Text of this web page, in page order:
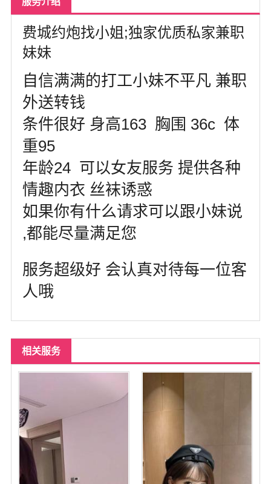
马萨诸塞州
俄亥俄州
底特律
明尼苏达州
丹佛
菲尼克斯
费城约炮找小姐;独家优质私家兼职
妹妹
自信满满的打工小妹不平凡 兼职
外送转钱
条件很好 身高163 胸围 36c 体
重95
年龄24 可以女友服务 提供各种
情趣内衣 丝袜诱惑
如果你有什么请求可以跟小妹说
,都能尽量满足您
服务超级好 会认真对待每一位客
人哦
相关服务